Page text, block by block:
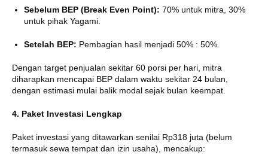
Sebelum BEP (Break Even Point): 70% untuk mitra, 30%
untuk pihak Yagami.
Setelah BEP: Pembagian hasil menjadi 50% : 50%.
Dengan target penjualan sekitar 60 porsi per hari, mitra
diharapkan mencapai BEP dalam waktu sekitar 24 bulan,
dengan estimasi mulai balik modal sejak bulan keempat.
4. Paket Investasi Lengkap
Paket investasi yang ditawarkan senilai Rp318 juta (belum
termasuk sewa tempat dan izin usaha), mencakup: